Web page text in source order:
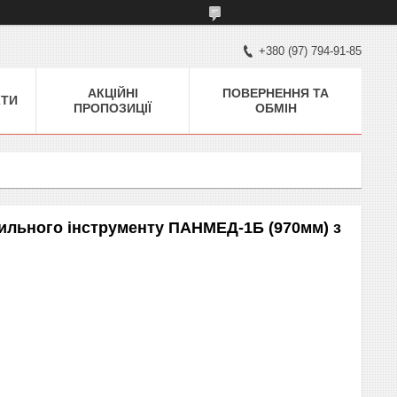
+380 (97) 794-91-85
АКЦІЙНІ
ПРОПОЗИЦІЇ
ПОВЕРНЕННЯ ТА
ОБМІН
інструменту ПАНМЕД-1Б (970мм) з